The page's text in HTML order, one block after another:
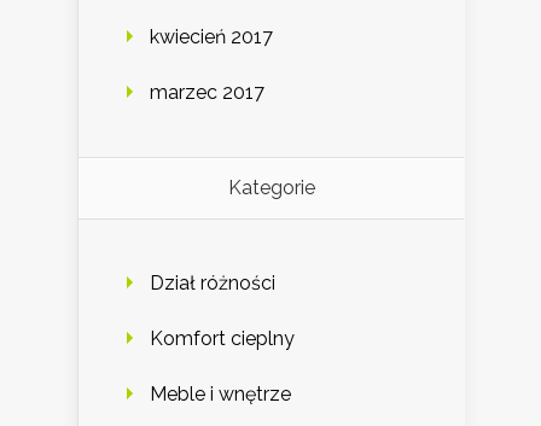
kwiecień 2017
marzec 2017
Kategorie
Dział różności
Komfort cieplny
Meble i wnętrze